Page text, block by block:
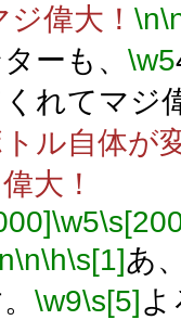
ジ偉大！ \n
ーも、 \w5
くれてマジ
トル自体が
大！
\w5
\n\h\s[1]あ
\w9\s[5]